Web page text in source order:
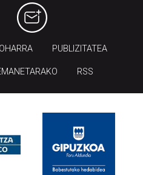
PUBLIZITATEA
RSS